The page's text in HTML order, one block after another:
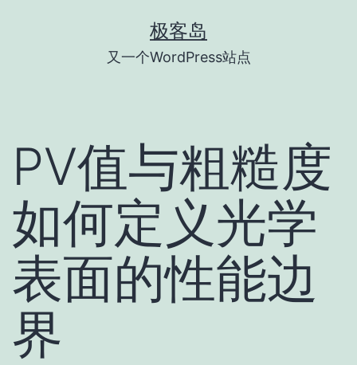
极客岛
又一个WordPress站点
PV值与粗糙度
如何定义光学
表面的性能边
界